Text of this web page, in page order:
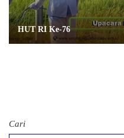
HUT RI Ke-76
Cari